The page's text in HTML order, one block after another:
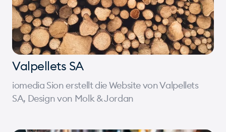
Valpellets SA
iomedia Sion erstellt die Website von Valpellets
SA, Design von Molk & Jordan